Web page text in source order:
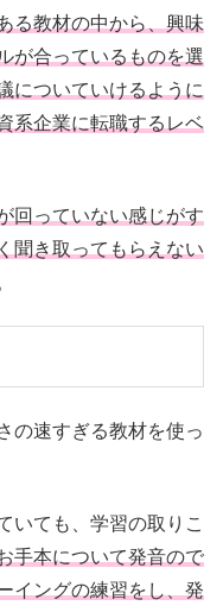
る教材の中から、興味
が合っているものを選
についていけるように
系企業に転職するレベ
回っていない感じがす
聞き取ってもらえない
の速すぎる教材を使っ
いても、学習の取りこ
手本について発音ので
イングの練習をし、発